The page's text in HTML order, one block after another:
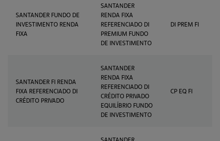
SANTANDER FUNDO DE
INVESTIMENTO RENDA
FIXA
SANTANDER
RENDA FIXA
REFERENCIADO DI
PREMIUM FUNDO
DE INVESTIMENTO
DI PREM FI
SANTANDER FI RENDA
FIXA REFERENCIADO DI
CRÉDITO PRIVADO
SANTANDER
RENDA FIXA
REFERENCIADO DI
CRÉDITO PRIVADO
EQUILÍBRIO FUNDO
DE INVESTIMENTO
CP EQ FI